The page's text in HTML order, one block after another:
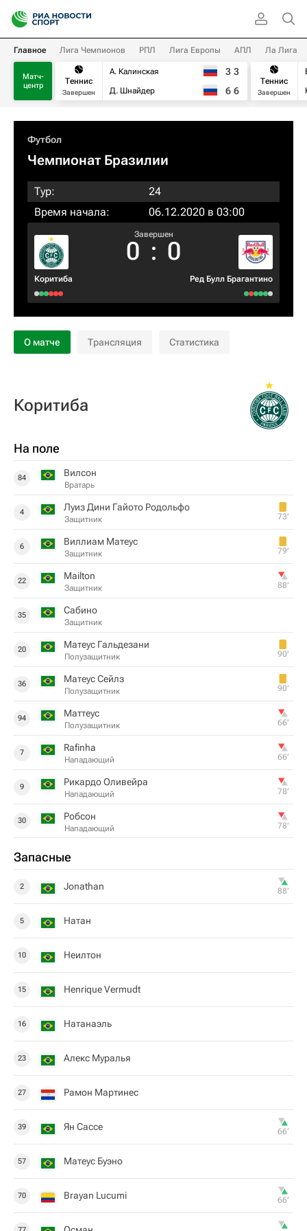
Главное Лига Чемпионов РПЛ Лига Европы АПЛ Ла Лига
Матч-
центр
Теннис
Завершен
А. Калинская
Д. Шнайдер
3 3
6 6
Теннис
Завершен
Футбол
Чемпионат Бразилии
Тур:
24
Время начала:
06.12.2020 в 03:00
Коритиба
Завершен
0 : 0
Ред Булл Брагантино
О матче Трансляция Статистика
Коритиба
На поле
84 Вилсон
Вратарь
4 Луиз Дини Гайото Родольфо
Защитник 73‎’‎
6 Виллиам Матеус
Защитник 79‎’‎
22 Mailton
Защитник 88‎’‎
35 Сабино
Защитник
20 Матеус Гальдезани
Полузащитник 90‎’‎
36 Матеус Сейлз
Полузащитник 90‎’‎
94 Маттеус
Полузащитник 66‎’‎
7 Rafinha
Нападающий 66‎’‎
9 Рикардо Оливейра
Нападающий 78‎’‎
30 Робсон
Нападающий 78‎’‎
Запасные
2 Jonathan 88‎’‎
5 Натан
10 Неилтон
15 Henrique Vermudt
16 Натанаэль
23 Алекс Муралья
27 Рамон Мартинес
39 Ян Сассе 66‎’‎
57 Матеус Буэно
70 Brayan Lucumi 66‎’‎